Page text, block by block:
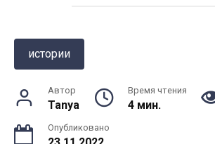
истории
Автор
Tanya
Время чтения
4 мин.
Опубликовано